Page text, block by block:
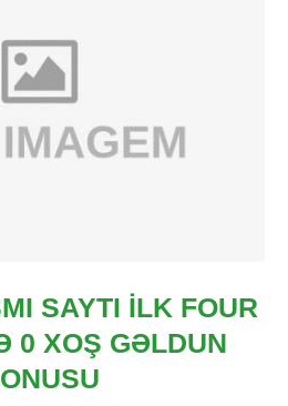
SAYTI İLK FOUR
0 XOŞ GƏLDUN